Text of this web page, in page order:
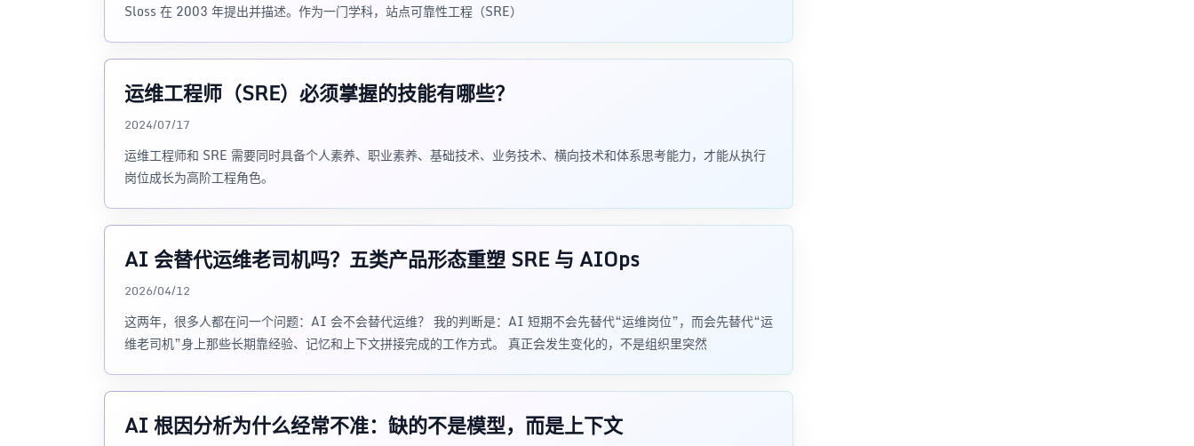
Sloss 在 2003 年提出并描述。作为一门学科，站点可靠性工程（SRE）
运维工程师（SRE）必须掌握的技能有哪些？
2024/07/17
运维工程师和 SRE 需要同时具备个人素养、职业素养、基础技术、业务技术、横向技术和体系思考能力，才能从执行
岗位成长为高阶工程角色。
AI 会替代运维老司机吗？五类产品形态重塑 SRE 与 AIOps
2026/04/12
这两年，很多人都在问一个问题：AI 会不会替代运维？ 我的判断是：AI 短期不会先替代“运维岗位”，而会先替代“运
维老司机”身上那些长期靠经验、记忆和上下文拼接完成的工作方式。 真正会发生变化的，不是组织里突然
AI 根因分析为什么经常不准：缺的不是模型，而是上下文